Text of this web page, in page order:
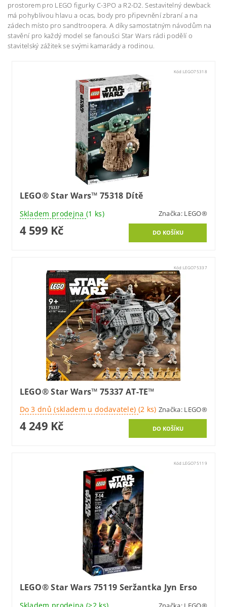
prostorem pro LEGO figurky C-3PO a R2-D2. Sestavitelný dewback
má pohyblivou hlavu a ocas, body pro připevnění zbraní a na
zádech místo pro sandtroopera. A díky samostatným návodům na
stavění pro každý model se fanoušci Star Wars rádi podělí o
stavitelský zážitek se svými kamarády a rodinou.
Kód:LEGO75318
LEGO® Star Wars™ 75318 Dítě
Skladem prodejna (1 ks) Značka: LEGO®
4 599 Kč
Kód:LEGO75337
LEGO® Star Wars™ 75337 AT-TE™
Do 3 dnů (skladem u dodavatele) (2 ks) Značka: LEGO®
4 249 Kč
Kód:LEGO75119
LEGO® Star Wars 75119 Seržantka Jyn Erso